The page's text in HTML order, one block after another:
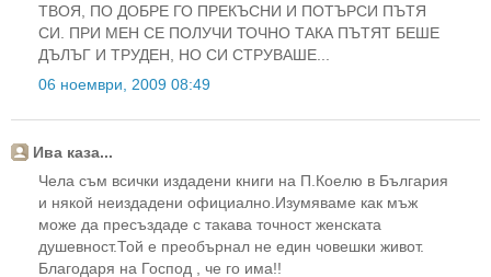
ТВОЯ, ПО ДОБРЕ ГО ПРЕКЪСНИ И ПОТЪРСИ ПЪТЯ
СИ. ПРИ МЕН СЕ ПОЛУЧИ ТОЧНО ТАКА ПЪТЯТ БЕШЕ
ДЪЛЪГ И ТРУДЕН, НО СИ СТРУВАШЕ...
06 ноември, 2009 08:49
Ива каза...
Чела съм всички издадени книги на П.Коелю в България
и някой неиздадени официално.Изумяваме как мъж
може да пресъздаде с такава точност женската
душевност.Той е преобърнал не един човешки живот.
Благодаря на Господ , че го има!!